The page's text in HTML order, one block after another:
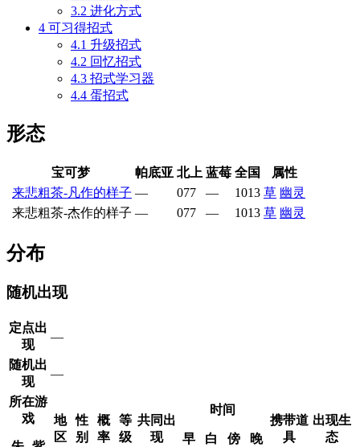
3.2 进化方式
4 可习得招式
4.1 升级招式
4.2 回忆招式
4.3 招式学习器
4.4 蛋招式
形态
宝可梦 帕底亚 北上 蓝莓 全国
属性
来悲粗茶-凡作的样子 — 077 — 1013 草 幽灵
来悲粗茶-杰作的样子 — 077 — 1013 草 幽灵
分布
随机出现
定点出
现
—
随机出
现
—
所在游
戏
地
区
性
别
概
率
等
级
共同出
现
时间
携带道
具
出现生
态
早 白 傍 晚